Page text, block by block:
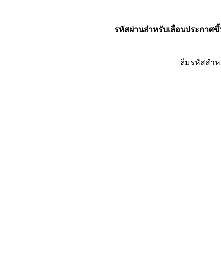
รหัสผ่านสำหรับเลื่อนประกาศขึ้
ลืมรหัสสำ